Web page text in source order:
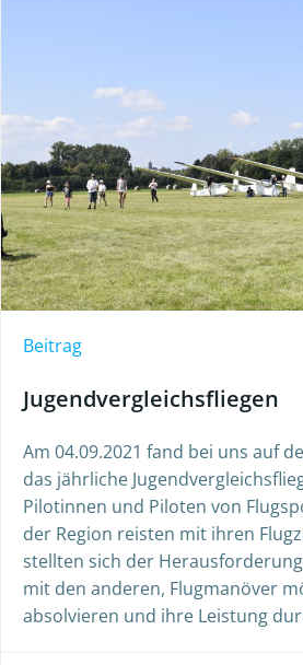
Beitrag
Jugendvergleichsfliegen
Am 04.09.2021 fand bei uns auf
das jährliche
Pilotinnen und Piloten von
der Region reisten mit ihren
stellten sich der
mit den anderen, Flugmanöver
absolvieren und ihre Leistung